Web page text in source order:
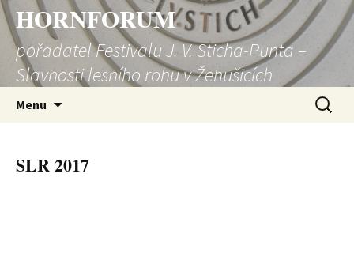
HORNFORUM
pořadatel Festivalu J. V. Sticha-Punta –
Slavnosti lesního rohu v Žehušicích
Menu
SLR 2017